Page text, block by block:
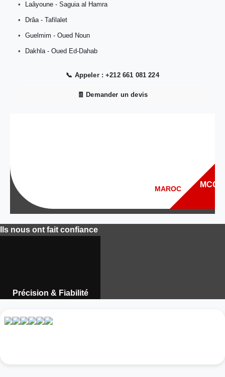
Laâyoune - Saguia al Hamra
Drâa - Tafilalet
Guelmim - Oued Noun
Dakhla - Oued Ed-Dahab
📞 Appeler : +212 661 081 224
🧾 Demander un devis
Ils nous ont fait confiance
Précision & Fiabilité